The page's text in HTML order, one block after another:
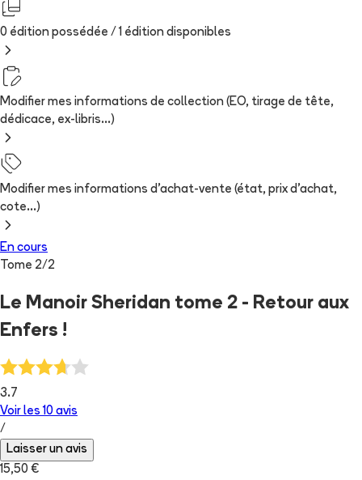
0 édition possédée / 1 édition disponibles
Modifier mes informations de collection (EO, tirage de tête,
dédicace, ex-libris...)
Modifier mes informations d'achat-vente (état, prix d'achat,
cote...)
En cours
Tome 2/2
Le Manoir Sheridan tome 2 - Retour aux
Enfers !
3.7
Voir les 10 avis
/
Laisser un avis
15,50 €